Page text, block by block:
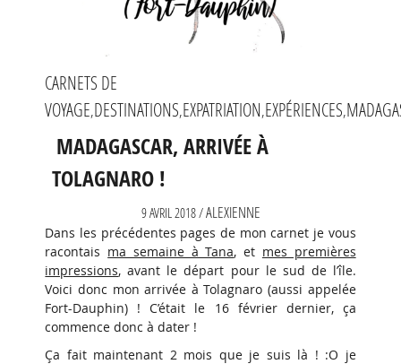
CARNETS DE
VOYAGE,DESTINATIONS,EXPATRIATION,EXPÉRIENCES,
MADAGASCAR, ARRIVÉE À
TOLAGNARO !
9 AVRIL 2018 /ALEXIENNE
Dans les précédentes pages de mon carnet je vous
racontais ma semaine à Tana, et mes premières
impressions, avant le départ pour le sud de l’île.
Voici donc mon arrivée à Tolagnaro (aussi appelée
Fort-Dauphin) ! C’était le 16 février dernier, ça
commence donc à dater !
Ça fait maintenant 2 mois que je suis là ! :O je